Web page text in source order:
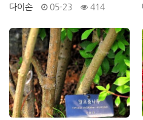
다이손
05-23 414